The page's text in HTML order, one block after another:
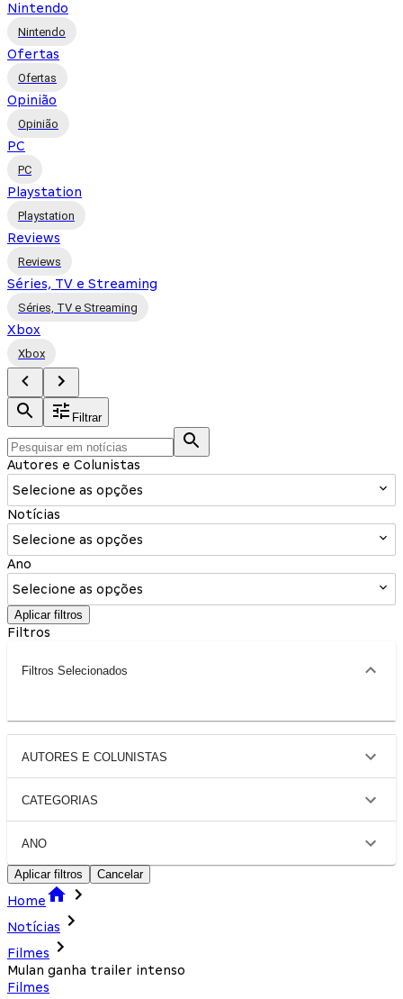
Nintendo
Nintendo
Ofertas
Ofertas
Opinião
Opinião
PC
PC
Playstation
Playstation
Reviews
Reviews
Séries, TV e Streaming
Séries, TV e Streaming
Xbox
Xbox
Filtrar
Autores e Colunistas
Selecione as opções
Notícias
Selecione as opções
Ano
Selecione as opções
Aplicar filtros
Filtros
Filtros Selecionados
AUTORES E COLUNISTAS
CATEGORIAS
ANO
Aplicar filtros Cancelar
Home
Notícias
Filmes
Mulan ganha trailer intenso
Filmes